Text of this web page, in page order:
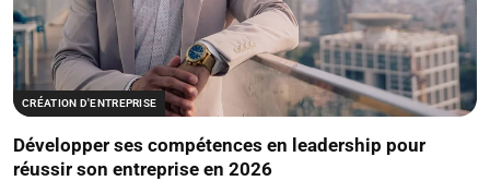
CRÉATION D'ENTREPRISE
Développer ses compétences en leadership pour
réussir son entreprise en 2026